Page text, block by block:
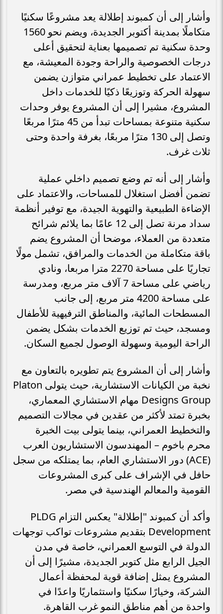
وأشار إلى أن كمبوند إطلالة يعد مشروعًا سكنيًا
متكاملًا بمدينة أكتوبر الجديدة، ويضم نحو 1560
وحدة سكنية تم تصميمها بعناية لتحقيق أعلى
درجات الخصوصية والراحة وجودة المعيشة، مع
الاعتماد على تخطيط عمراني متوازن يضمن
سهولة الحركة وتوزيعًا ذكيًا للخدمات داخل
المشروع، مشيرا إلى أن المشروع يوفر وحدات
سكنية متنوعة بمساحات تبدأ من 45 مترًا مربعًا
وتصل إلى 130 مترًا مربعًا، بغرفة واحدة وحتى
ثلاث غرف.
وأشار إلى أنه تم وضع تصميم داخلي عملية
تضمن أفضل استغلال للمساحات، والاعتماد على
الإضاءة الطبيعية والتهوية الجيدة، مع توفير أنظمة
سداد مرنة تصل إلى 12 عامًا بما يلائم شرائح
متعددة من العملاء، موضحا أن المشروع يضم
باقة متكاملة من الخدمات والمرافق، تشمل مولًا
تجاريًا على مساحة 2270 مترا مربعا، ونادي
رياضي على مساحة 7 آلاف متر مربع، ومدرسة
على مساحة 4200 متر مربع، إلى جانب
المسطحات المائية، والمناطق الترفيهية للأطفال
ومسجد، حيث تم توزيع الخدمات بشكل يضمن
الراحة اليومية وسهولة الوصول لجميع السكان.
وأشار إلى أن المشروع يتم تطويره بالتعاون مع
نخبة من الكيانات الاستشارية، حيث يتولى Platon
Designs Group مهام الاستشاري المعماري،
بخبرة تمتد لأكثر من عقدين في مجالات التصميم
والتخطيط العمراني، بينما يتولى بيت الخبرة
محرم باخوم – المهندسون الاستشاريون العرب
(ACE) دور الاستشاري العام، بما يمتلكه من سجل
حافل في الإشراف على كبرى المشروعات
القومية والمعالم الهندسية في مصر.
وأكد أن كمبوند "إطلالة" يعكس التزام PLDG
Development بتقديم مشروعات تواكب توجهات
الدولة في التوسع العمراني، خاصة في مدن
الجيل الرابع مثل كتوبر الجديدة، مشيرًا إلى أن
المشروع يمثل إضافة قوية لمحفظة أعمال
الشركة، وخيارًا سكنيًا واستثماريًا واعدًا في
واحدة من أهم مناطق النمو غرب القاهرة.